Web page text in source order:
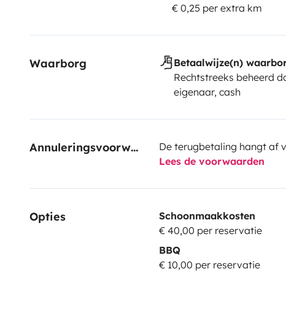
€ 0,25 per extra km
Waarborg
Betaalwijze(n)
Rechtstreeks beheerd
eigenaar, cash
Annuleringsvoorwaarden
De terugbetaling hangt af
Lees de voorwaarden
Opties
Schoonmaakkosten
€ 40,00 per reservatie
BBQ
€ 10,00 per reservatie